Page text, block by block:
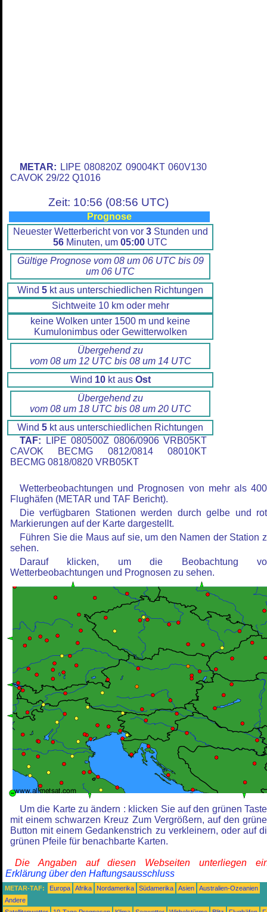
METAR: LIPE 080820Z 09004KT 060V130
CAVOK 29/22 Q1016
Zeit: 10:56 (08:56 UTC)
Prognose
Neuester Wetterbericht von vor 3Stunden und
56 Minuten, um 05:00 UTC
Gültige Prognose vom 08 um 06 UTC bis 09
um 06 UTC
Wind 5 kt aus unterschiedlichen Richtungen
Sichtweite 10 km oder mehr
keine Wolken unter 1500 m und keine
Kumulonimbus oder Gewitterwolken
Übergehend zu
vom 08 um 12 UTC bis 08 um 14 UTC
Wind 10kt aus Ost
Übergehend zu
vom 08 um 18 UTC bis 08 um 20 UTC
Wind 5 kt aus unterschiedlichen Richtungen
TAF: LIPE 080500Z 0806/0906 VRB05KT
CAVOK BECMG 0812/0814 08010KT
BECMG 0818/0820 VRB05KT
Wetterbeobachtungen und Prognosen von mehr als
Flughäfen (METAR und TAF Bericht).
Die verfügbaren Stationen werden durch gelbe und
Markierungen auf der Karte dargestellt.
Führen Sie die Maus auf sie, um den Namen der Station
sehen.
Darauf klicken, um die Beobachtung
Wetterbeobachtungen und Prognosen zu sehen.
Um die Karte zu ändern : klicken Sie auf den grünen
mit einem schwarzen Kreuz Zum Vergrößern, auf den
Button mit einem Gedankenstrich zu verkleinern, oder auf
grünen Pfeile für benachbarte Karten.
Die Angaben auf diesen Webseiten unterliegen
Erklärung über den Haftungsausschluss
METAR-TAF: Europa Afrika Nordamerika Südamerika Asien
Australien-Ozeanien
Andere